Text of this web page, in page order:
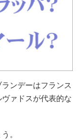
ンデーはフランス
ァドスが代表的な
。